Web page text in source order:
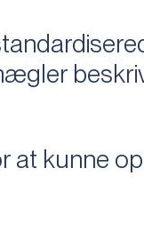
at kunne